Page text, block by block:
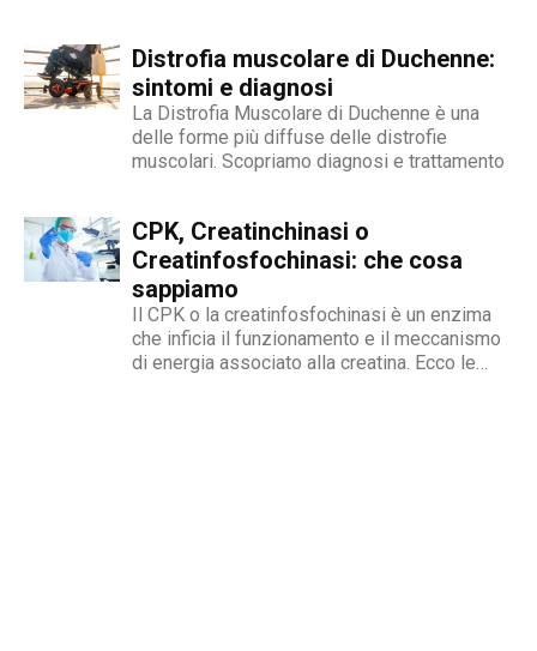
Distrofia muscolare di Duchenne:
sintomi e diagnosi
La Distrofia Muscolare di Duchenne è una
delle forme più diffuse delle distrofie
muscolari. Scopriamo diagnosi e trattamento
CPK, Creatinchinasi o
Creatinfosfochinasi: che cosa
sappiamo
Il CPK o la creatinfosfochinasi è un enzima
che inficia il funzionamento e il meccanismo
di energia associato alla creatina. Ecco le